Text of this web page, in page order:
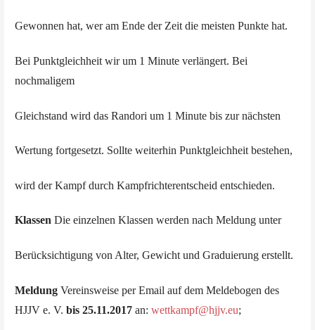
Gewonnen hat, wer am Ende der Zeit die meisten Punkte hat.
Bei Punktgleichheit wir um 1 Minute verlängert. Bei
nochmaligem
Gleichstand wird das Randori um 1 Minute bis zur nächsten
Wertung fortgesetzt. Sollte weiterhin Punktgleichheit bestehen,
wird der Kampf durch Kampfrichterentscheid entschieden.
Klassen Die einzelnen Klassen werden nach Meldung unter
Berücksichtigung von Alter, Gewicht und Graduierung erstellt.
Meldung Vereinsweise per Email auf dem Meldebogen des
HJJV e. V. bis 25.11.2017 an: wettkampf@hjjv.eu;